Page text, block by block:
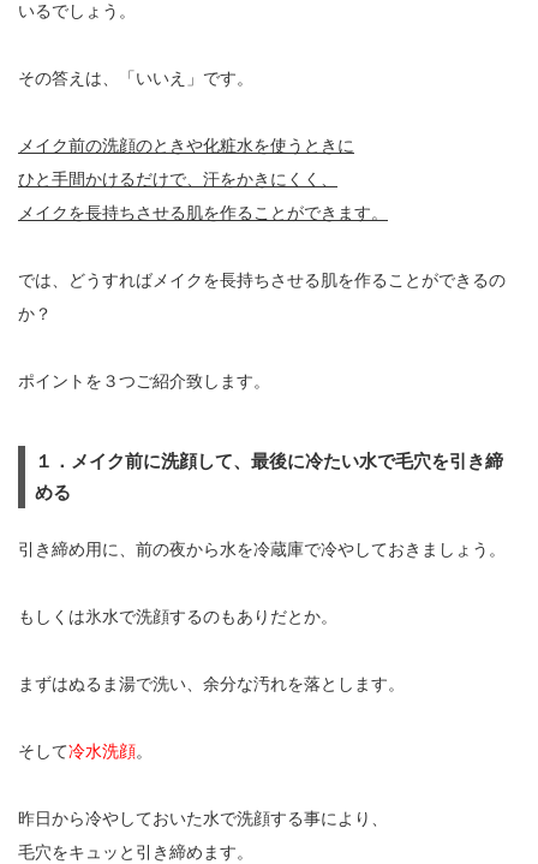
いるでしょう。
その答えは、「いいえ」です。
メイク前の洗顔のときや化粧水を使うときに
ひと手間かけるだけで、汗をかきにくく、
メイクを長持ちさせる肌を作ることができます。
では、どうすればメイクを長持ちさせる肌を作ることができるの
か？
ポイントを３つご紹介致します。
１．メイク前に洗顔して、最後に冷たい水で毛穴を引き締
める
引き締め用に、前の夜から水を冷蔵庫で冷やしておきましょう。
もしくは氷水で洗顔するのもありだとか。
まずはぬるま湯で洗い、余分な汚れを落とします。
そして冷水洗顔。
昨日から冷やしておいた水で洗顔する事により、
毛穴をキュッと引き締めます。